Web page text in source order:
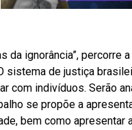
da ignorância”,
sistema de justiça
com indivíduos. Serão
se propõe a
bem como